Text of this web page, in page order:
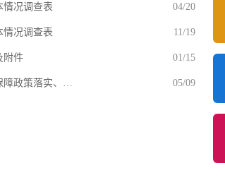
情况调查表 04/20
情况调查表 11/19
附件 01/15
政策落实、… 05/09